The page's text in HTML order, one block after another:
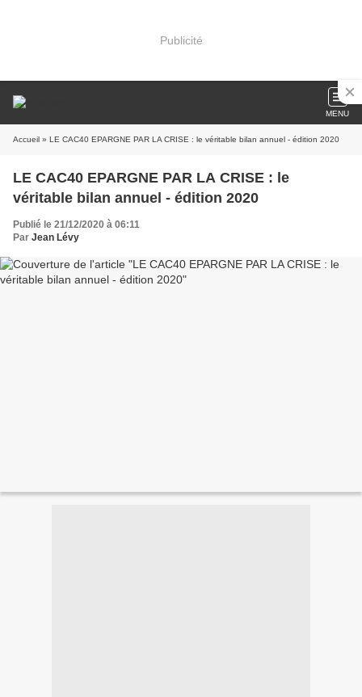
Publicité
MENU
Accueil » LE CAC40 EPARGNE PAR LA CRISE : le véritable bilan annuel - édition 2020
LE CAC40 EPARGNE PAR LA CRISE : le
véritable bilan annuel - édition 2020
Publié le 21/12/2020 à 06:11
Par Jean Lévy